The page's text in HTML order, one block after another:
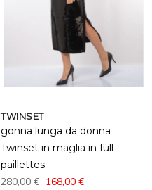
TWINSET
gonna lunga da donna
Twinset in maglia in full
paillettes
280,00 € 168,00 €